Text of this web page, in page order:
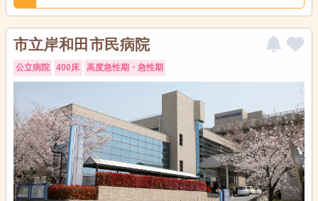
市立岸和田市民病院
公立病院 400床 高度急性期・急性期